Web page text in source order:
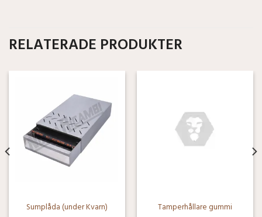
RELATERADE PRODUKTER
Sumplåda (under Kvarn)
Tamperhållare gummi